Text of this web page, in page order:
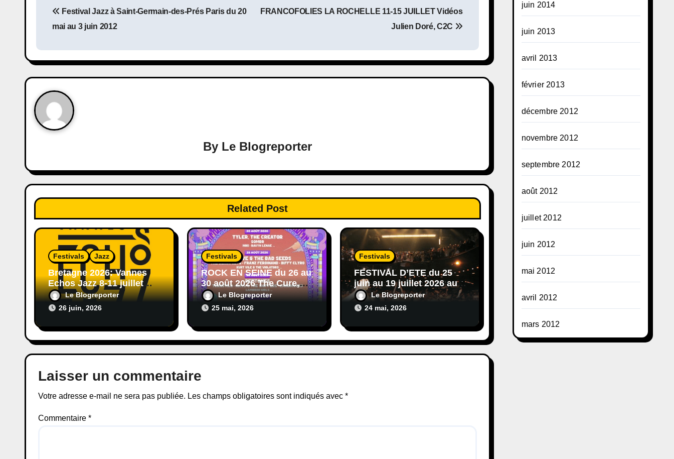
Festival Jazz à Saint-Germain-des-Prés Paris du 20
mai au 3 juin 2012
FRANCOFOLIES LA ROCHELLE 11-15 JUILLET Vidéos
Julien Doré, C2C
By Le Blogreporter
Related Post
Festivals Jazz
Bretagne 2026: Vannes
Echos Jazz 8-11 juillet
2026 aux remparts Gratuit
Le Blogreporter
26 juin, 2026
Festivals
ROCK EN SEINE du 26 au
30 août 2026 The Cure,
Nick Cave, Lorde,
Deftones, Black Keys…
Le Blogreporter
25 mai, 2026
Festivals
FESTIVAL D’ETE du 25
juin au 19 juillet 2026 au
Cabaret sauvage afro,hip-
hop,reggae,blues,rock…
Le Blogreporter
24 mai, 2026
Laisser un commentaire
Votre adresse e-mail ne sera pas publiée. Les champs obligatoires sont indiqués avec *
Commentaire *
juin 2014
juin 2013
avril 2013
février 2013
décembre 2012
novembre 2012
septembre 2012
août 2012
juillet 2012
juin 2012
mai 2012
avril 2012
mars 2012